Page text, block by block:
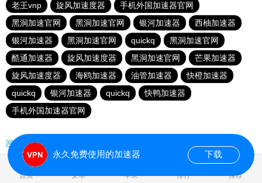
老王vnp
旋风加速度器
手机外国加速器官网
黑洞加速官网
黑洞加速官网 银河加速器
西柚加速器
银河加速器
黑洞加速官网 quickq
黑洞加速官网
酷通加速器
旋风加速度器 黑洞加速官网
芒果加速器
旋风加速度器
海鸥加速器 油管加速器
快橙加速器
quickq
银河加速器 quickq
快鸭加速器
手机外国加速器官网
网站地图
首页 安卓 苹果 排行 推荐
永久免费使用的加速器 下载
0.216127s